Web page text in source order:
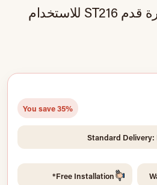
ليلة شوت طاولة كرة قدم ST216 للاستخدام
You save 35%
Standard Delivery:
Free Installation*